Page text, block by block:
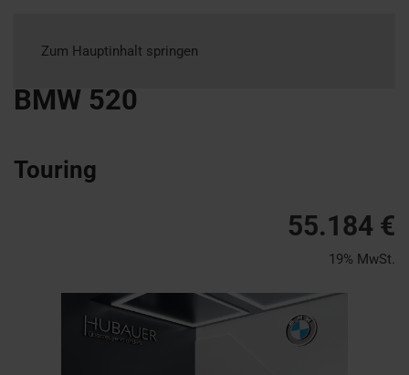
Zum Hauptinhalt springen
BMW 520
Touring
55.184 €
19% MwSt.